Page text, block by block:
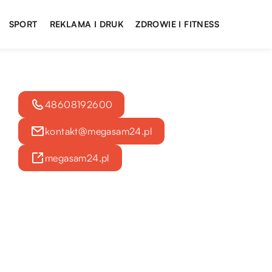
SPORT REKLAMA I DRUK ZDROWIE I FITNESS
48608192600
kontakt@megasam24.pl
megasam24.pl